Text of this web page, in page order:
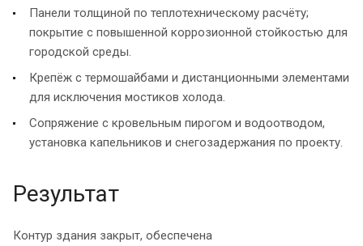
Панели толщиной по теплотехническому расчёту;
покрытие с повышенной коррозионной стойкостью для
городской среды.
Крепёж с термошайбами и дистанционными элементами
для исключения мостиков холода.
Сопряжение с кровельным пирогом и водоотводом,
установка капельников и снегозадержания по проекту.
Результат
Контур здания закрыт, обеспечена